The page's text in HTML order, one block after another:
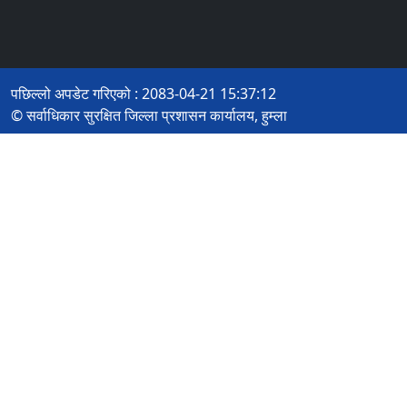
पछिल्लो अपडेट गरिएको : 2083-04-21 15:37:12
© सर्वाधिकार सुरक्षित जिल्ला प्रशासन कार्यालय, हुम्ला